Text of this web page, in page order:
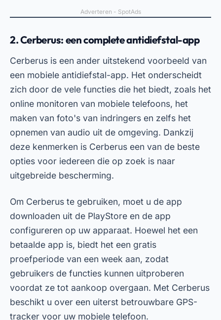
opnemen van audio uit de omgeving. Dankzij
opties voor iedereen die op zoek is naar
Om Cerberus te gebruiken, moet u de app
downloaden uit de PlayStore en de app
configureren op uw apparaat. Hoewel het een
betaalde app is, biedt het een gratis
proefperiode van een week aan, zodat
gebruikers de functies kunnen uitproberen
voordat ze tot aankoop overgaan. Met Cerberus
beschikt u over een uiterst betrouwbare GPS-
3. Prey Anti-diefstal: hoogwaardige mobiele
beveiliging
Prey Anti Theft is een veelzijdige applicatie die
zowel op mobiele telefoons als computers werkt.
Het biedt functies zoals realtime locatiebepaling,
vergrendeling op afstand en het versturen van